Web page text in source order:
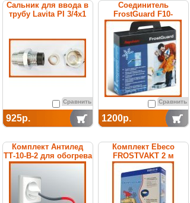
Сальник для ввода в
трубу Lavita PI 3/4x1
Сравнить
925р.
Соединитель
FrostGuard F10-
водонепроницаемый
Сравнить
1200р.
Комплект Антилед
ТТ-10-В-2 для обогрева
труб
Комплект Ebeco
FROSTVAKT 2 м